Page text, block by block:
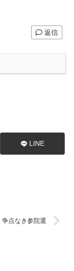
返信
LINE
争点なき参院選